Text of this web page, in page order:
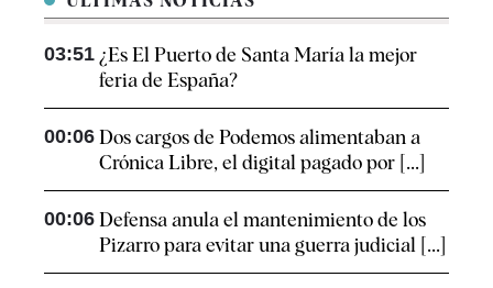
03:51 ¿Es El Puerto de Santa María la mejor
feria de España?
00:06 Dos cargos de Podemos alimentaban a
Crónica Libre, el digital pagado por [...]
00:06 Defensa anula el mantenimiento de los
Pizarro para evitar una guerra judicial [...]